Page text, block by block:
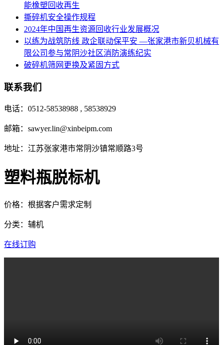
能橡塑回收再生
撕碎机安全操作规程
2024年中国再生资源回收行业发展概况
以练为战筑防线 政企联动保平安 —张家港市新贝机械有
限公司参与常阴沙社区消防演练纪实
破碎机筛网更换及紧固方式
联系我们
电话：0512-58538988 , 58538929
邮箱：sawyer.lin@xinbeipm.com
地址：江苏张家港市常阴沙镇常顺路3号
塑料瓶脱标机
价格：根据客户需求定制
分类：辅机
在线订购